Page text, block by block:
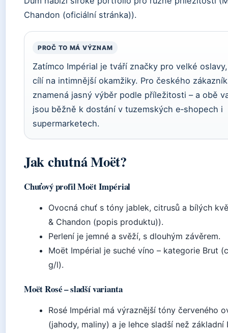
Chandon (oficiální stránka)).
PROČ TO MÁ VÝZNAM
Zatímco Impérial je tváří značky pro velké
cílí na intimnější okamžiky. Pro českého
znamená jasný výběr podle příležitosti – a obě
jsou běžně k dostání v tuzemských e‑shopech i
supermarketech.
Jak chutná Moët?
Chuťový profil Moët Impérial
Ovocná chuť s tóny jablek, citrusů a bílých
& Chandon (popis produktu)).
Perlení je jemné a svěží, s dlouhým závěrem.
Moët Impérial je suché víno – kategorie Brut
g/l).
Moët Rosé – sladší varianta
Rosé Impérial má výraznější tóny červeného
(jahody, maliny) a je lehce sladší než základní